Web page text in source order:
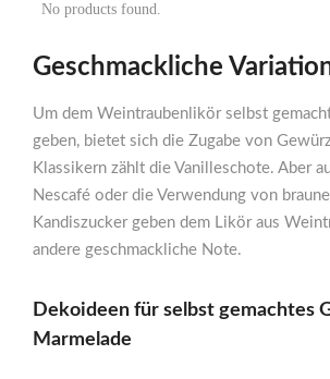
No products found.
Geschmackliche
Um dem Weintraubenlikör selbst
geben, bietet sich die Zugabe von
Klassikern zählt die Vanilleschote. Aber
Nescafé oder die Verwendung von
Kandiszucker geben dem Likör aus
andere geschmackliche Note.
Dekoideen für selbst gemachtes
Marmelade